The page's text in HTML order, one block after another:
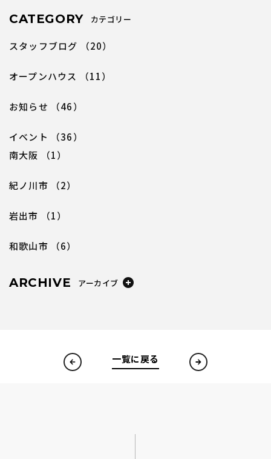
CATEGORY カテゴリー
スタッフブログ （20）
オープンハウス （11）
お知らせ （46）
イベント
（36）
南大阪 （1）
紀ノ川市 （2）
岩出市 （1）
和歌山市 （6）
ARCHIVE アーカイブ
一覧に戻る